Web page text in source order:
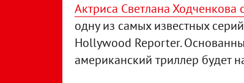
Актриса Светлана Ходченкова
одну из самых известных
Hollywood Reporter.
американский триллер будет